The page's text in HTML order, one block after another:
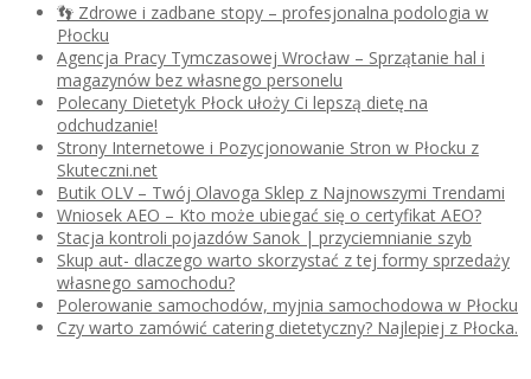
👣 Zdrowe i zadbane stopy – profesjonalna podologia w
Płocku
Agencja Pracy Tymczasowej Wrocław – Sprzątanie hal i
magazynów bez własnego personelu
Polecany Dietetyk Płock ułoży Ci lepszą dietę na
odchudzanie!
Strony Internetowe i Pozycjonowanie Stron w Płocku z
Skuteczni.net
Butik OLV – Twój Olavoga Sklep z Najnowszymi Trendami
Wniosek AEO – Kto może ubiegać się o certyfikat AEO?
Stacja kontroli pojazdów Sanok | przyciemnianie szyb
Skup aut- dlaczego warto skorzystać z tej formy sprzedaży
własnego samochodu?
Polerowanie samochodów, myjnia samochodowa w Płocku
Czy warto zamówić catering dietetyczny? Najlepiej z Płocka.